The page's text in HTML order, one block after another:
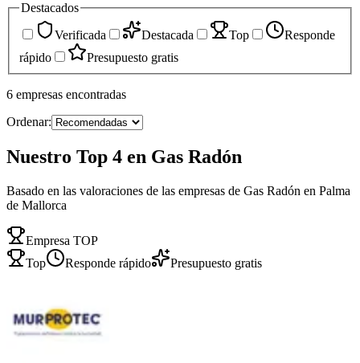
Destacados
Verificada
Destacada Top
Responde
rápido
Presupuesto gratis
6 empresas encontradas
Ordenar:
Nuestro Top 4 en Gas Radón
Basado en las valoraciones de las empresas de Gas Radón en Palma
de Mallorca
Empresa TOP
Top
Responde rápido Presupuesto gratis